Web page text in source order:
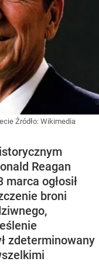
Źródło: Wikimedia
Reagan
marca ogłosił
broni
zdeterminowany